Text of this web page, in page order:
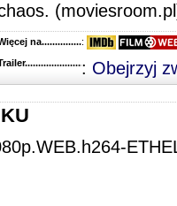
na........................................
:
: Obejrzyj